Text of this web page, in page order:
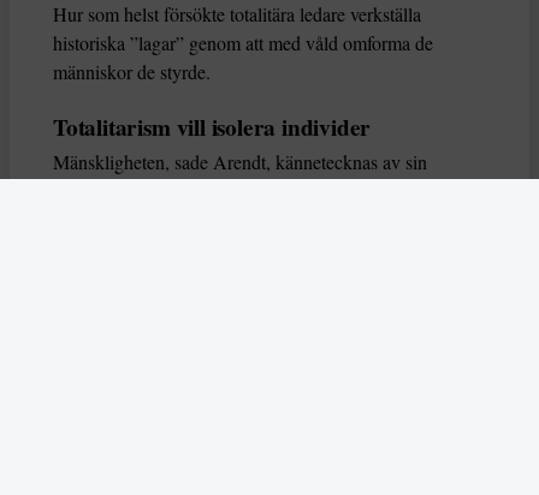
Hur som helst försökte totalitära ledare verkställa
historiska ”lagar” genom att med våld omforma de
människor de styrde.
Totalitarism vill isolera individer
Mänskligheten, sade Arendt, kännetecknas av sin